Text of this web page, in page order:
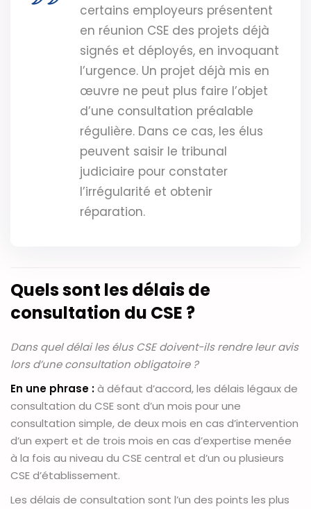
certains employeurs présentent
en réunion CSE des projets déjà
signés et déployés, en invoquant
l’urgence. Un projet déjà mis en
œuvre ne peut plus faire l’objet
d’une consultation préalable
régulière. Dans ce cas, les élus
peuvent saisir le tribunal
judiciaire pour constater
l’irrégularité et obtenir
réparation.
Quels sont les délais de
consultation du CSE ?
Dans quel délai les élus CSE doivent-ils rendre leur avis
lors d’une consultation obligatoire ?
En une phrase :à défaut d’accord, les délais légaux de
consultation du CSE sont d’un mois pour une
consultation simple, de deux mois en cas d’intervention
d’un expert et de trois mois en cas d’expertise menée
à la fois au niveau du CSE central et d’un ou plusieurs
CSE d’établissement.
Les délais de consultation sont l’un des points les plus